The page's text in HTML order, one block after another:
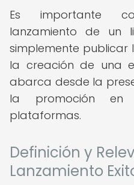
Es importante
lanzamiento de
simplemente
la creación de una
abarca desde la
la promoción en
plataformas.
Definición y
Lanzamiento